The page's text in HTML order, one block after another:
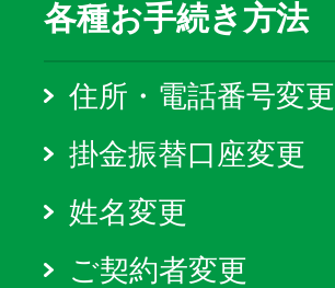
各種お手続き方法
住所・電話番号変更
掛金振替口座変更
姓名変更
ご契約者変更